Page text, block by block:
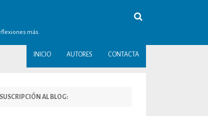
más.
INICIO AUTORES CONTACTA
SUSCRIPCIÓN AL BLOG: